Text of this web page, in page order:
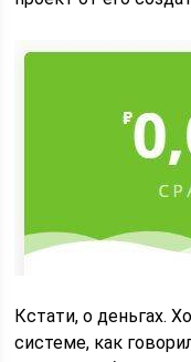
Кстати, о деньгах.
системе, как